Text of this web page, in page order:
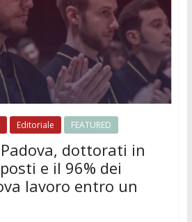
Editoriale FEATURED
dottorati in
e il 96% dei
lavoro entro un